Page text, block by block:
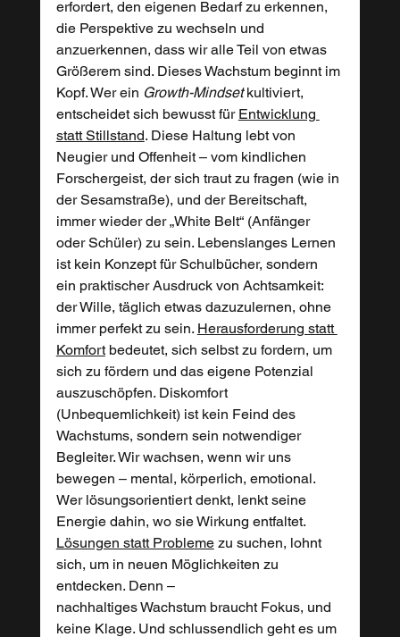
erfordert, den eigenen Bedarf zu erkennen,
die Perspektive zu wechseln und
anzuerkennen, dass wir alle Teil von etwas
Größerem sind. Dieses Wachstum beginnt im
Kopf. Wer ein Growth-Mindset kultiviert,
entscheidet sich bewusst für Entwicklung
statt Stillstand. Diese Haltung lebt von
Neugier und Offenheit – vom kindlichen
Forschergeist, der sich traut zu fragen (wie in
der Sesamstraße), und der Bereitschaft,
immer wieder der „White Belt“ (Anfänger
oder Schüler) zu sein. Lebenslanges Lernen
ist kein Konzept für Schulbücher, sondern
ein praktischer Ausdruck von Achtsamkeit:
der Wille, täglich etwas dazuzulernen, ohne
immer perfekt zu sein. Herausforderung statt
Komfort bedeutet, sich selbst zu fordern, um
sich zu fördern und das eigene Potenzial
auszuschöpfen. Diskomfort
(Unbequemlichkeit) ist kein Feind des
Wachstums, sondern sein notwendiger
Begleiter. Wir wachsen, wenn wir uns
bewegen – mental, körperlich, emotional.
Wer lösungsorientiert denkt, lenkt seine
Energie dahin, wo sie Wirkung entfaltet.
Lösungen statt Probleme zu suchen, lohnt
sich, um in neuen Möglichkeiten zu
entdecken. Denn –
nachhaltiges Wachstum braucht Fokus, und
keine Klage. Und schlussendlich geht es um